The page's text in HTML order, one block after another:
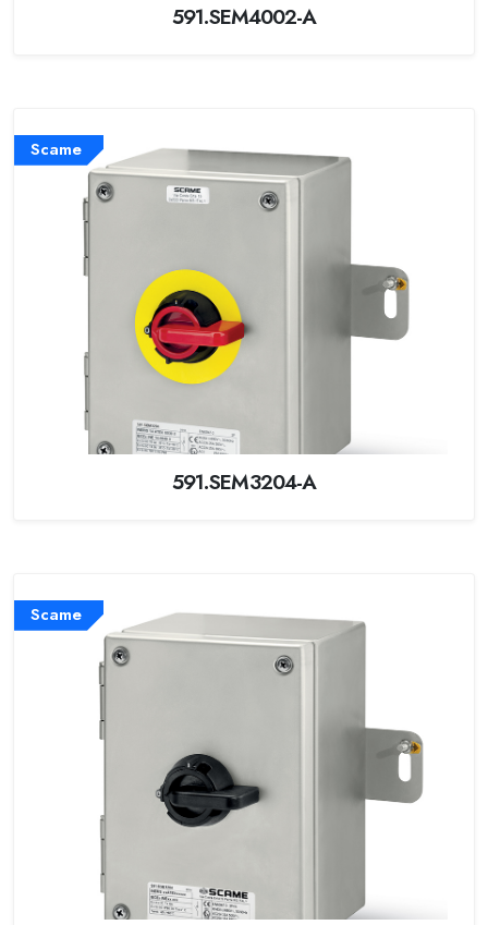
591.SEM4002-A
Scame
591.SEM3204-A
Scame